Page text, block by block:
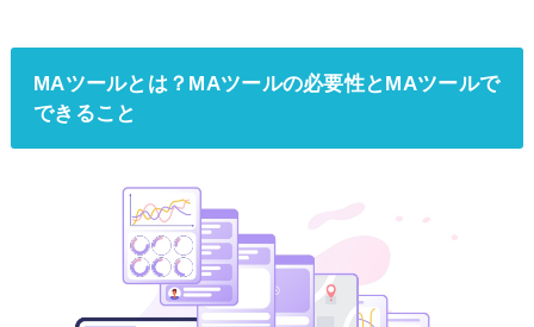
MAツールとは？MAツールの必要性とMAツールで
できること